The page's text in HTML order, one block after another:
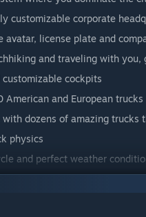
customizable corporate
avatar, license plate and
and traveling with you,
cockpits
American and European trucks
with dozens of amazing trucks
physics
and perfect weather
breathtaking landscapes